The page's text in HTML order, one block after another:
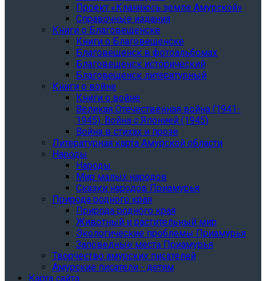
Проект «Кланяюсь земле Амурской»
Справочные издания
Книги о Благовещенске
Книги о Благовещенске
Благовещенск в фотоальбомах
Благовещенск исторический
Благовещенск литературный
Книги о войне
Книги о войне
Великая Отечественная война (1941-
1945). Война с Японией (1945)
Война в стихах и прозе
Литературная карта Амурской области
Народы
Народы
Мир малых народов
Сказки народов Приамурья
Природа родного края
Природа родного края
Животный и растительный мир
Экологические проблемы Приамурья
Заповедные места Приамурья
Творчество амурских писателей
Амурские писатели - детям
Карта сайта